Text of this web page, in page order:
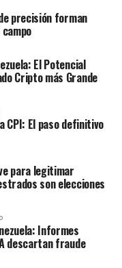
precisión forman
El Potencial
Cripto más Grande
CPI: El paso definitivo
para legitimar
son elecciones
Informes
descartan fraude